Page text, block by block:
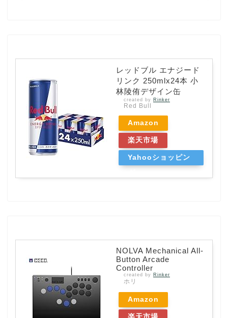
レッドブル エナジード
リンク 250mlx24本 小
林陵侑デザイン缶
created by Rinker
Red Bull
Amazon
楽天市場
Yahooショッピン
NOLVA Mechanical All-
Button Arcade
Controller
created by Rinker
ホリ
Amazon